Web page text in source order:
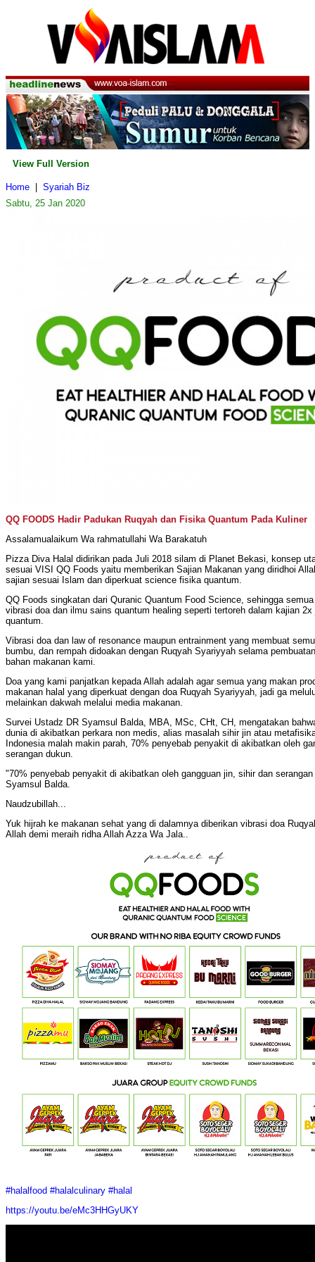
View Full Version
Home
Syariah Biz
Sabtu, 25 Jan 2020
QQ FOODS Hadir Padukan Ruqyah dan Fisika Quantum Pada Kuliner
Assalamualaikum Wa rahmatullahi Wa Barakatuh
Pizza Diva Halal didirikan pada Juli 2018 silam di Planet Bekasi, konsep
sesuai VISI QQ Foods yaitu memberikan Sajian Makanan yang diridhoi
sajian sesuai Islam dan diperkuat science fisika quantum.
QQ Foods singkatan dari Quranic Quantum Food Science, sehingga
vibrasi doa dan ilmu sains quantum healing seperti tertoreh dalam kajian
quantum.
Vibrasi doa dan law of resonance maupun entrainment yang membuat
bumbu, dan rempah didoakan dengan Ruqyah Syariyyah selama
bahan makanan kami.
Doa yang kami panjatkan kepada Allah adalah agar semua yang makan
makanan halal yang diperkuat dengan doa Ruqyah Syariyyah, jadi ga
melainkan dakwah melalui media makanan.
Survei Ustadz DR Syamsul Balda, MBA, MSc, CHt, CH, mengatakan
dunia di akibatkan perkara non medis, alias masalah sihir jin atau
Indonesia malah makin parah, 70% penyebab penyakit di akibatkan oleh
serangan dukun.
"70% penyebab penyakit di akibatkan oleh gangguan jin, sihir dan
Syamsul Balda.
Naudzubillah...
Yuk hijrah ke makanan sehat yang di dalamnya diberikan vibrasi doa
Allah demi meraih ridha Allah Azza Wa Jala..
#halalfood #halalculinary #halal
https://youtu.be/eMc3HHGyUKY